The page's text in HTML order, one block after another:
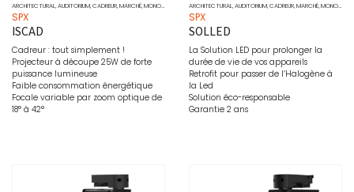
ARCHITECTURAL,AUDITORIUM,CADREUR,MARCHÉ,MONOCHROME MUSÉO,PROJECTEURS,SOURCE
SPX
ISCAD
Cadreur : tout simplement !
Projecteur à découpe 25W de forte
puissance lumineuse
Faible consommation énergétique
Focale variable par zoom optique de
18° à 42°
ARCHITECTURAL,AUDITORIUM,CADREUR,MARCHÉ,MONOCHROME
SPX
SOLLED
La Solution LED pour prolonger la
durée de vie de vos appareils
Retrofit pour passer de l’Halogène à
la Led
Solution éco-responsable
Garantie 2 ans